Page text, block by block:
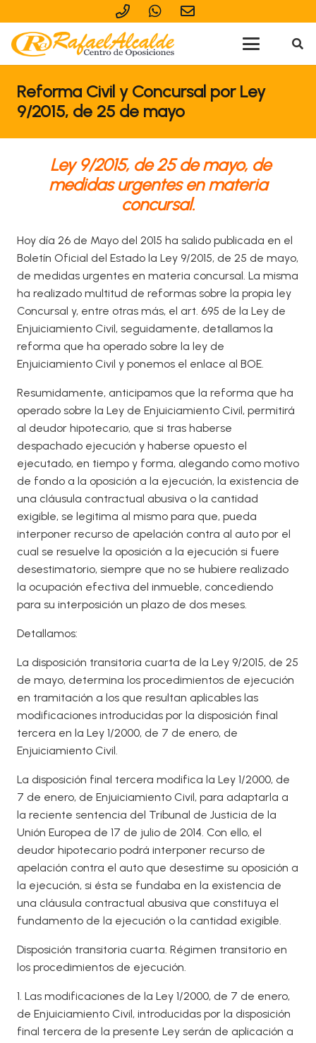
Reforma Civil y Concursal por Ley
9/2015, de 25 de mayo
Ley 9/2015, de 25 de mayo, de
medidas urgentes en materia
concursal.
Hoy día 26 de Mayo del 2015 ha salido publicada en el
Boletín Oficial del Estado la Ley 9/2015, de 25 de mayo,
de medidas urgentes en materia concursal. La misma
ha realizado multitud de reformas sobre la propia ley
Concursal y, entre otras más, el art. 695 de la Ley de
Enjuiciamiento Civil, seguidamente, detallamos la
reforma que ha operado sobre la ley de
Enjuiciamiento Civil y ponemos el enlace al BOE.
Resumidamente, anticipamos que la reforma que ha
operado sobre la Ley de Enjuiciamiento Civil, permitirá
al deudor hipotecario, que si tras haberse
despachado ejecución y haberse opuesto el
ejecutado, en tiempo y forma, alegando como motivo
de fondo a la oposición a la ejecución, la existencia de
una cláusula contractual abusiva o la cantidad
exigible, se legitima al mismo para que, pueda
interponer recurso de apelación contra al auto por el
cual se resuelve la oposición a la ejecución si fuere
desestimatorio, siempre que no se hubiere realizado
la ocupación efectiva del inmueble, concediendo
para su interposición un plazo de dos meses.
Detallamos:
La disposición transitoria cuarta de la Ley 9/2015, de 25
de mayo, determina los procedimientos de ejecución
en tramitación a los que resultan aplicables las
modificaciones introducidas por la disposición final
tercera en la Ley 1/2000, de 7 de enero, de
Enjuiciamiento Civil.
La disposición final tercera modifica la Ley 1/2000, de
7 de enero, de Enjuiciamiento Civil, para adaptarla a
la reciente sentencia del Tribunal de Justicia de la
Unión Europea de 17 de julio de 2014. Con ello, el
deudor hipotecario podrá interponer recurso de
apelación contra el auto que desestime su oposición a
la ejecución, si ésta se fundaba en la existencia de
una cláusula contractual abusiva que constituya el
fundamento de la ejecución o la cantidad exigible.
Disposición transitoria cuarta. Régimen transitorio en
los procedimientos de ejecución.
1. Las modificaciones de la Ley 1/2000, de 7 de enero,
de Enjuiciamiento Civil, introducidas por la disposición
final tercera de la presente Ley serán de aplicación a